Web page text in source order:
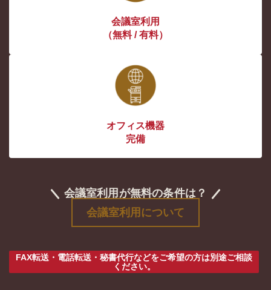
会議室利用
（無料 / 有料）
オフィス機器
完備
会議室利用が無料の条件は？
会議室利用について
FAX転送・電話転送・秘書代行などをご希望の方は別途ご相談
ください。